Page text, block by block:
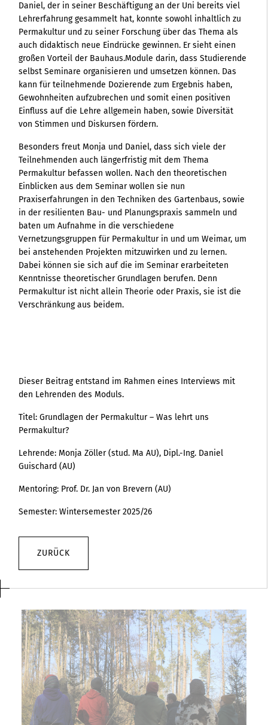
Daniel, der in seiner Beschäftigung an der Uni bereits viel
Lehrerfahrung gesammelt hat, konnte sowohl inhaltlich zu
Permakultur und zu seiner Forschung über das Thema als
auch didaktisch neue Eindrücke gewinnen. Er sieht einen
großen Vorteil der Bauhaus.Module darin, dass Studierende
selbst Seminare organisieren und umsetzen können. Das
kann für teilnehmende Dozierende zum Ergebnis haben,
Gewohnheiten aufzubrechen und somit einen positiven
Einfluss auf die Lehre allgemein haben, sowie Diversität
von Stimmen und Diskursen fördern.
Besonders freut Monja und Daniel, dass sich viele der
Teilnehmenden auch längerfristig mit dem Thema
Permakultur befassen wollen. Nach den theoretischen
Einblicken aus dem Seminar wollen sie nun
Praxiserfahrungen in den Techniken des Gartenbaus, sowie
in der resilienten Bau- und Planungspraxis sammeln und
baten um Aufnahme in die verschiedene
Vernetzungsgruppen für Permakultur in und um Weimar, um
bei anstehenden Projekten mitzuwirken und zu lernen.
Dabei können sie sich auf die im Seminar erarbeiteten
Kenntnisse theoretischer Grundlagen berufen. Denn
Permakultur ist nicht allein Theorie oder Praxis, sie ist die
Verschränkung aus beidem.
Dieser Beitrag entstand im Rahmen eines Interviews mit
den Lehrenden des Moduls.
Titel: Grundlagen der Permakultur – Was lehrt uns
Permakultur?
Lehrende: Monja Zöller (stud. Ma AU), Dipl.-Ing. Daniel
Guischard (AU)
Mentoring: Prof. Dr. Jan von Brevern (AU)
Semester: Wintersemester 2025/26
ZURÜCK